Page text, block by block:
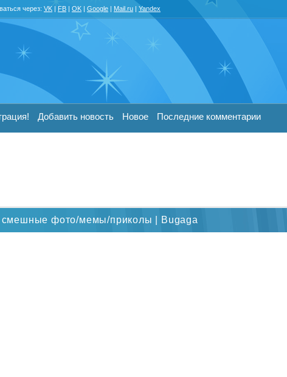
фото/мемы/приколы | Bugaga
через: VK | FB | OK | Google | Mail.ru | Yandex
Добавить новость Новое Последние комментарии